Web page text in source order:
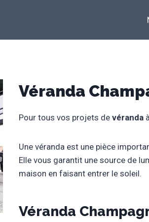
Véranda
Pour tous vos projets devéranda
Une véranda est une pièce
Elle vous garantit une source de
maison en faisant entrer le soleil.
Véranda